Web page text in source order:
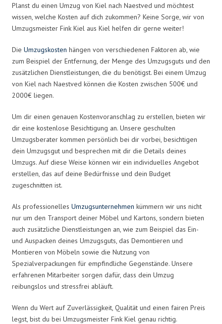
Planst du einen Umzug von Kiel nach Naestved und möchtest
wissen, welche Kosten auf dich zukommen? Keine Sorge, wir von
Umzugsmeister Fink Kiel aus Kiel helfen dir gerne weiter!
Die Umzugskosten hängen von verschiedenen Faktoren ab, wie
zum Beispiel der Entfernung, der Menge des Umzugsguts und den
zusätzlichen Dienstleistungen, die du benötigst. Bei einem Umzug
von Kiel nach Naestved können die Kosten zwischen 500€ und
2000€ liegen.
Um dir einen genauen Kostenvoranschlag zu erstellen, bieten wir
dir eine kostenlose Besichtigung an. Unsere geschulten
Umzugsberater kommen persönlich bei dir vorbei, besichtigen
dein Umzugsgut und besprechen mit dir die Details deines
Umzugs. Auf diese Weise können wir ein individuelles Angebot
erstellen, das auf deine Bedürfnisse und dein Budget
zugeschnitten ist.
Als professionelles Umzugsunternehmen kümmern wir uns nicht
nur um den Transport deiner Möbel und Kartons, sondern bieten
auch zusätzliche Dienstleistungen an, wie zum Beispiel das Ein-
und Auspacken deines Umzugsguts, das Demontieren und
Montieren von Möbeln sowie die Nutzung von
Spezialverpackungen für empfindliche Gegenstände. Unsere
erfahrenen Mitarbeiter sorgen dafür, dass dein Umzug
reibungslos und stressfrei abläuft.
Wenn du Wert auf Zuverlässigkeit, Qualität und einen fairen Preis
legst, bist du bei Umzugsmeister Fink Kiel genau richtig.